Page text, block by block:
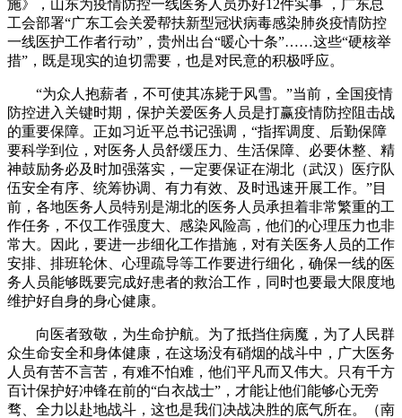
施》，山东为疫情防控一线医务人员办好12件实事 ，广东总
工会部署“广东工会关爱帮扶新型冠状病毒感染肺炎疫情防控
一线医护工作者行动”，贵州出台“暖心十条”……这些“硬核举
措”，既是现实的迫切需要，也是对民意的积极呼应。
“为众人抱薪者，不可使其冻毙于风雪。”当前，全国疫情
防控进入关键时期，保护关爱医务人员是打赢疫情防控阻击战
的重要保障。正如习近平总书记强调，“指挥调度、后勤保障
要科学到位，对医务人员舒缓压力、生活保障、必要休整、精
神鼓励务必及时加强落实，一定要保证在湖北（武汉）医疗队
伍安全有序、统筹协调、有力有效、及时迅速开展工作。”目
前，各地医务人员特别是湖北的医务人员承担着非常繁重的工
作任务，不仅工作强度大、感染风险高，他们的心理压力也非
常大。因此，要进一步细化工作措施，对有关医务人员的工作
安排、排班轮休、心理疏导等工作要进行细化，确保一线的医
务人员能够既要完成好患者的救治工作，同时也要最大限度地
维护好自身的身心健康。
向医者致敬，为生命护航。为了抵挡住病魔，为了人民群
众生命安全和身体健康，在这场没有硝烟的战斗中，广大医务
人员有苦不言苦，有难不怕难，他们平凡而又伟大。只有千方
百计保护好冲锋在前的“白衣战士”，才能让他们能够心无旁
骛、全力以赴地战斗，这也是我们决战决胜的底气所在。（南